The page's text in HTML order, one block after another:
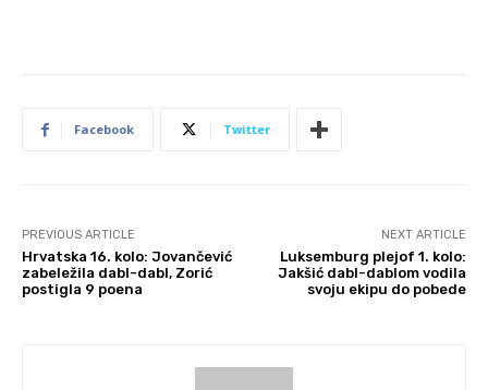
Facebook Twitter
PREVIOUS ARTICLE
Hrvatska 16. kolo: Jovančević
zabeležila dabl-dabl, Zorić
postigla 9 poena
NEXT ARTICLE
Luksemburg plejof 1. kolo:
Jakšić dabl-dablom vodila
svoju ekipu do pobede